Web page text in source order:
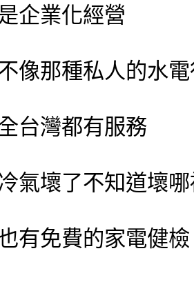
企業化經營
像那種私人的水
台灣都有服務
氣壞了不知道壞
有免費的家電健檢